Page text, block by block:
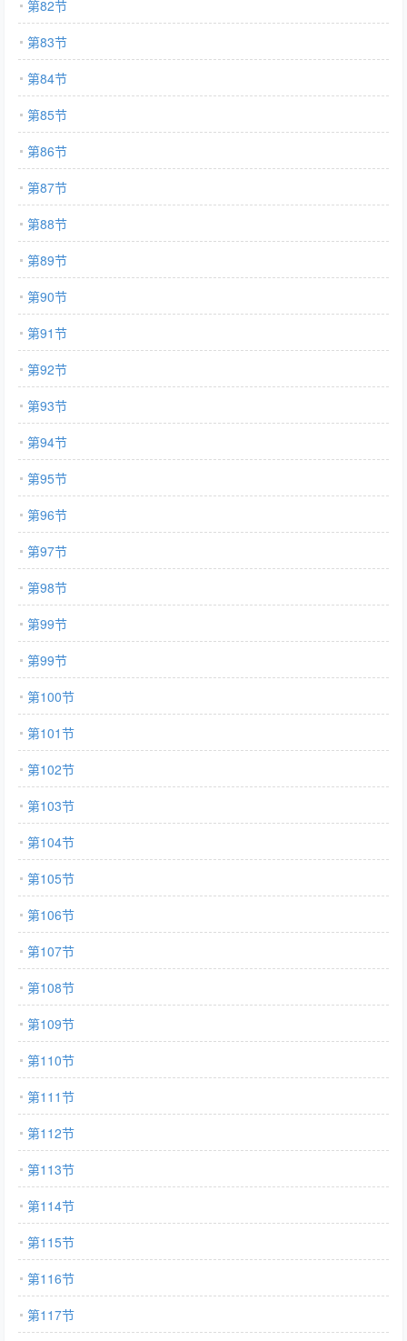
第82节
第83节
第84节
第85节
第86节
第87节
第88节
第89节
第90节
第91节
第92节
第93节
第94节
第95节
第96节
第97节
第98节
第99节
第99节
第100节
第101节
第102节
第103节
第104节
第105节
第106节
第107节
第108节
第109节
第110节
第111节
第112节
第113节
第114节
第115节
第116节
第117节